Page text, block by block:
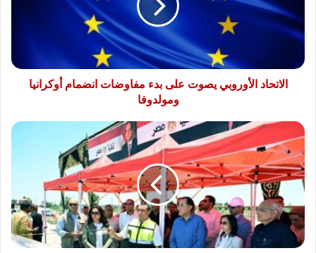
مفاوضات
انضمام
ومولدوفا
الاتحاد الأوروبي يصوت على بدء مفاوضات انضمام أوكرانيا
ومولدوفا
خلال
جولته
بمحافظة
البحيرة..
رئيس
الوزراء
يتفقد
مواقع
العمل